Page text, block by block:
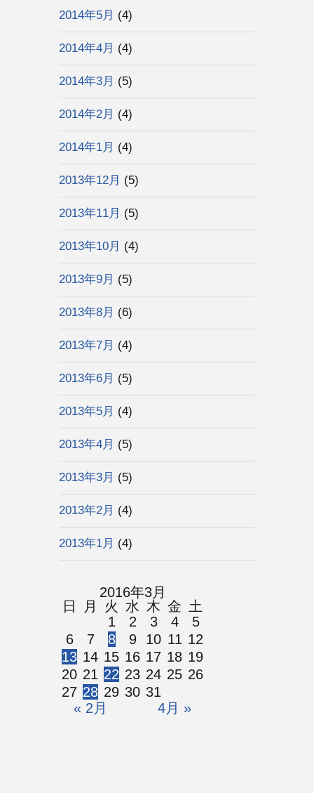
2014年5月 (4)
2014年4月 (4)
2014年3月 (5)
2014年2月 (4)
2014年1月 (4)
2013年12月 (5)
2013年11月 (5)
2013年10月 (4)
2013年9月 (5)
2013年8月 (6)
2013年7月 (4)
2013年6月 (5)
2013年5月 (4)
2013年4月 (5)
2013年3月 (5)
2013年2月 (4)
2013年1月 (4)
2016年3月
日
月 火 水 木 金 土
« 2月 4月 »
1 2 3 4
5
6
7 8 9 10 11 12
13 14 15 16 17 18 19
20 21 22 23 24 25 26
27 28 29 30 31